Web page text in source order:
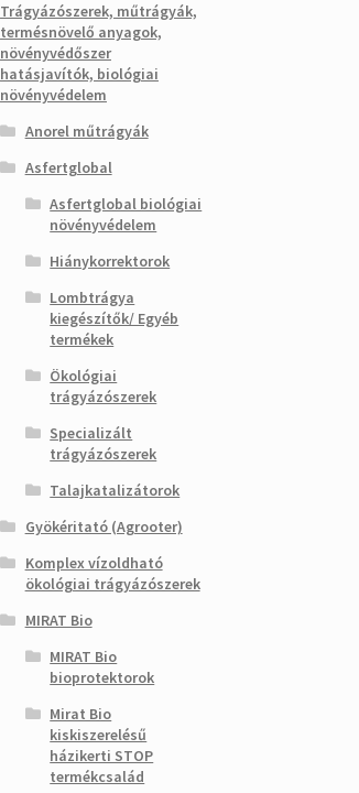
Trágyázószerek, műtrágyák,
termésnövelő anyagok,
növényvédőszer
hatásjavítók, biológiai
növényvédelem
Anorel műtrágyák
Asfertglobal
Asfertglobal biológiai
növényvédelem
Hiánykorrektorok
Lombtrágya
kiegészítők/ Egyéb
termékek
Ökológiai
trágyázószerek
Specializált
trágyázószerek
Talajkatalizátorok
Gyökéritató (Agrooter)
Komplex vízoldható
ökológiai trágyázószerek
MIRAT Bio
MIRAT Bio
bioprotektorok
Mirat Bio
kiskiszerelésű
házikerti STOP
termékcsalád